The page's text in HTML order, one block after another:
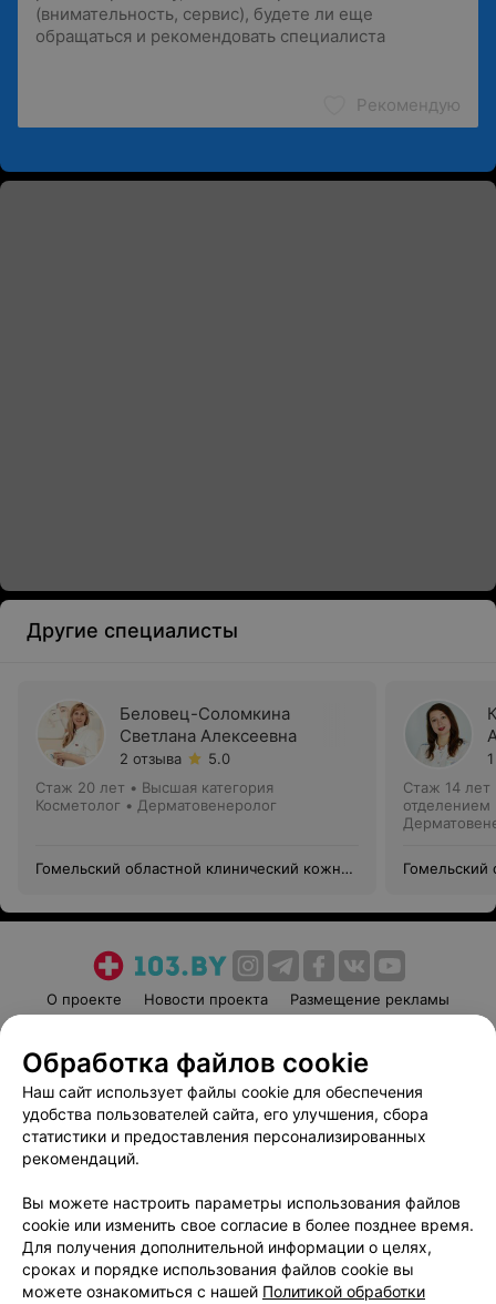
Рекомендую
Другие специалисты
Беловец-Соломкина
Светлана Алексеевна
2 отзыва
5.0
Стаж 20 лет • Высшая категория
Косметолог • Дерматовенеролог
Гомельский областной клинический кожно-
Стаж 14 лет
отделением
Гомельский
О проекте Новости проекта
Размещение рекламы
Пользовательское соглашение
Способы оплаты
Вакансии
Партнеры
Написать руководителю 103.by
Обработка персональных данных
Обработка файлов cookie
Наш сайт использует файлы cookie для обеспечения
удобства пользователей сайта, его улучшения, сбора
статистики и предоставления персонализированных
рекомендаций.
Вы можете настроить параметры использования файлов
cookie или изменить свое согласие в более позднее время.
Для получения дополнительной информации о целях,
сроках и порядке использования файлов cookie вы
можете ознакомиться с нашей Политикой обработки